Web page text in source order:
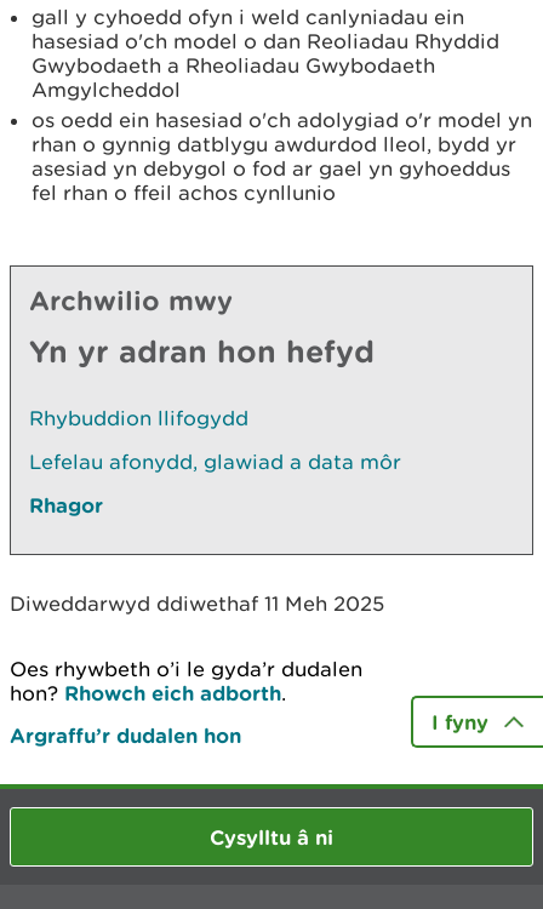
gall y cyhoedd ofyn i weld canlyniadau ein
hasesiad o'ch model o dan Reoliadau Rhyddid
Gwybodaeth a Rheoliadau Gwybodaeth
Amgylcheddol
os oedd ein hasesiad o'ch adolygiad o'r model yn
rhan o gynnig datblygu awdurdod lleol, bydd yr
asesiad yn debygol o fod ar gael yn gyhoeddus
fel rhan o ffeil achos cynllunio
Archwilio mwy
Yn yr adran hon hefyd
Rhybuddion llifogydd
Lefelau afonydd, glawiad a data môr
Rhagor
Diweddarwyd ddiwethaf 11 Meh 2025
Oes rhywbeth o’i le gyda’r dudalen
hon? Rhowch eich adborth.
Argraffu’r dudalen hon
I fyny
Cysylltu â ni